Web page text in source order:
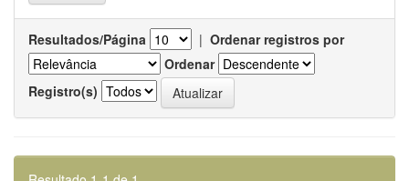
Resultados/Página | Ordenar registros por
Ordenar
Registro(s)